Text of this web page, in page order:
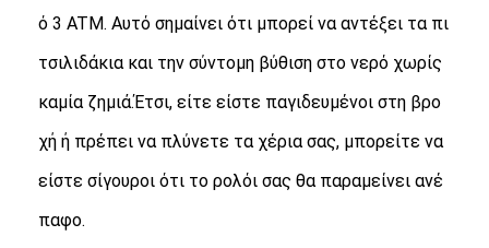
ό 3 ATM. Αυτό σημαίνει ότι μπορεί να αντέξει τα πι
τσιλιδάκια και την σύντομη βύθιση στο νερό χωρίς
καμία ζημιά.Έτσι, είτε είστε παγιδευμένοι στη βρο
χή ή πρέπει να πλύνετε τα χέρια σας, μπορείτε να
είστε σίγουροι ότι το ρολόι σας θα παραμείνει ανέ
παφο.